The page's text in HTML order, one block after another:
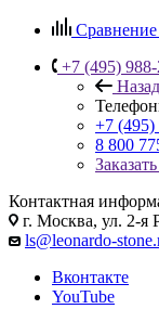
Сравнение
+7 (495) 988-
Назад
+7 (495)
8 800
Контактная
г. Москва, ул. 2-я
ls@leonardo-
Вконтакте
YouTube